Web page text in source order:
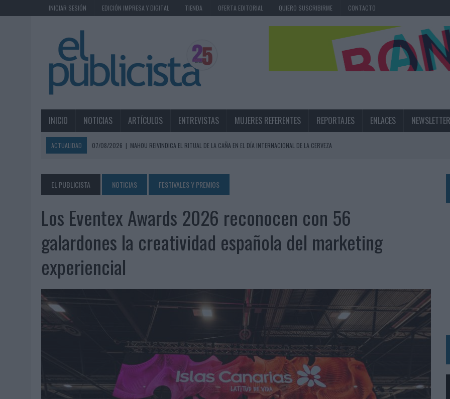
INICIAR SESIÓN EDICIÓN IMPRESA Y DIGITAL TIENDA OFERTA EDITORIAL QUIERO SUSCRIBIRME CONTACTO
INICIO NOTICIAS ARTÍCULOS ENTREVISTAS MUJERES REFERENTES REPORTAJES ENLACES NEWSLETTER
ACTUALIDAD 07/08/2026 | MAHOU REIVINDICA EL RITUAL DE LA CAÑA EN EL DÍA INTERNACIONAL DE LA CERVEZA
07/08/2026 | EL VERANO PONE A PRUEBA LA ESTRATEGIA DIGITAL DE LAS MARCAS
07/08/2026
VUELING CONVIERTE LOS RECUERDOS EN SOUVENIRS CON IA
07/08/2026 | CUANDO SE APAGUE EL SOL, EL ECLIPSE DE 2026 PONDRÁ A PRUEBA LA CREATIVIDAD DE LAS MARCAS
06/08/2026
‘LA VUELTA’, DE FENOMENAL PARA MÁLAGA CF
06/08/2026
SIETE DE CADA DIEZ EMPRESAS ESPAÑOLAS NO INTEGRAN LA INFANCIA EN SU ESTRATEGIA
06/08/2026
LA TELEVISIÓN SIGUE LIDERANDO EL CONSUMO DE MEDIOS EN VERANO Y SUPERA AL MÓVIL COMO DISPOSITIVO MÁS UTILIZADO
06/08/2026
SYSTEM1 NOMBRA A KIMBERLY BASTONI COMO NUEVA DIRECTORA COMERCIAL GLOBAL
FRIGO Y UNIQLO LANZAN UNA COLECCIÓN PERSONALIZABLE INSPIRADA EN CORNETTO, CALIPPO Y SOLERO
LA IA ESTÁ SUBIENDO EL LISTÓN DE LA CREATIVIDAD
BEON WORLDWIDE LANZA RAÍZ URBANA PARA TRANSFORMAR EL PATRIMONIO HISTÓRICO EN ACTIVOS CULTURALES Y ECONÓMICOS
FABRA COMUNICACIÓN INCORPORA A CASONÁ Y ASUME LA GESTIÓN DE SUS RELACIONES CON LOS MEDIOS
05/08/2026
LOPESAN HOTELS & RESORTS ACERCA EL PARAÍSO CANARIO EN SU ÚLTIMA CAMPAÑA INTERNACIONAL
EL PUBLICISTA NOTICIAS FESTIVALES Y PREMIOS
Los Eventex Awards 2026 reconocen con 56
galardones la creatividad española del marketing
experiencial